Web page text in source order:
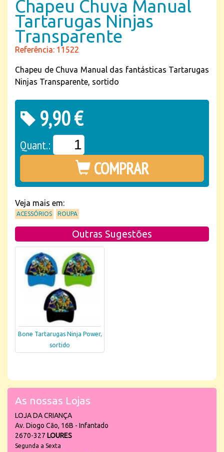
Chapeu Chuva Manual
Tartarugas Ninjas
Transparente
Referência: 11522
Chapeu de Chuva Manual das fantásticas Tartarugas
Ninjas Transparente, sortido
9,90 €
Quant.:
COMPRAR
Veja mais em:
ACESSÓRIOS ROUPA
Outras Sugestões
Bone Tartarugas Ninja Power,
sortido
As nossas Lojas
LOJA DA CRIANÇA
Av. Diogo Cão, 16B - Infantado
2670-327 LOURES
Segunda a Sexta